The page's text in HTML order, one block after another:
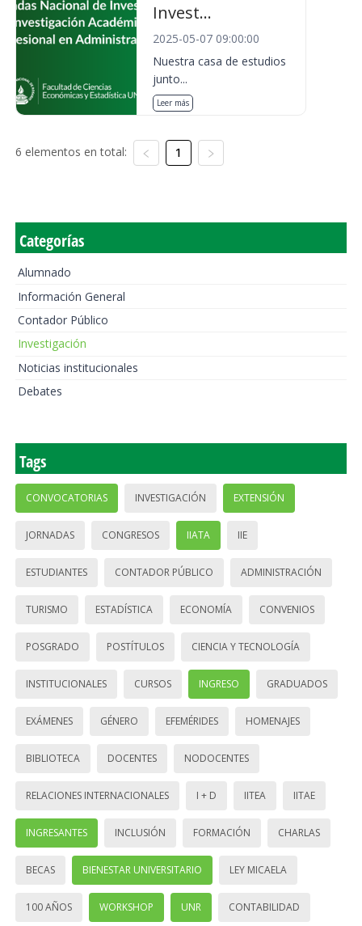
Invest...
2025-05-07 09:00:00
Nuestra casa de estudios
junto...
Leer más
6 elementos en total: 1
Categorías
Alumnado
Información General
Contador Público
Investigación
Noticias institucionales
Debates
Tags
CONVOCATORIAS INVESTIGACIÓN EXTENSIÓN
JORNADAS CONGRESOS IIATA IIE
ESTUDIANTES CONTADOR PÚBLICO ADMINISTRACIÓN
TURISMO ESTADÍSTICA ECONOMÍA CONVENIOS
POSGRADO POSTÍTULOS CIENCIA Y TECNOLOGÍA
INSTITUCIONALES CURSOS INGRESO GRADUADOS
EXÁMENES GÉNERO EFEMÉRIDES HOMENAJES
BIBLIOTECA DOCENTES NODOCENTES
RELACIONES INTERNACIONALES I + D IITEA IITAE
INGRESANTES INCLUSIÓN FORMACIÓN CHARLAS
BECAS BIENESTAR UNIVERSITARIO LEY MICAELA
100 AÑOS WORKSHOP UNR CONTABILIDAD